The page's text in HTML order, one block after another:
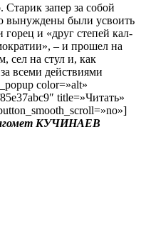
запер за собой
вынуждены были усвоить
горец и «друг степей кал­
– и прошел на
сел на стул и, как
всеми действиями
color=»alt»
title=»Читать»
КУЧИНАЕВ